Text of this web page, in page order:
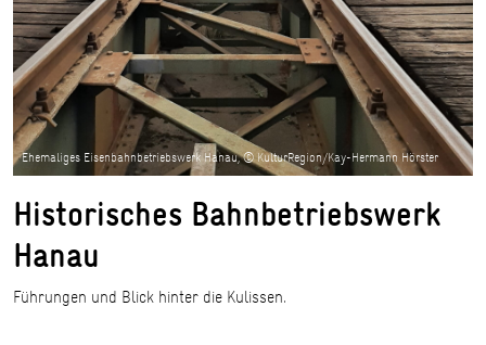
Ehemaliges Eisenbahnbetriebswerk Hanau, © KulturRegion/Kay-Hermann Hörster
Historisches Bahnbetriebswerk
Hanau
Führungen und Blick hinter die Kulissen.